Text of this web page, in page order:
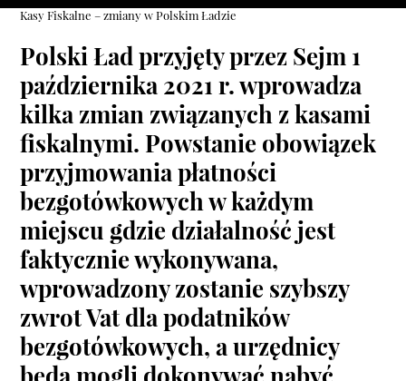
Kasy Fiskalne – zmiany w Polskim Ładzie
Polski Ład przyjęty przez Sejm 1
października 2021 r. wprowadza
kilka zmian związanych z kasami
fiskalnymi. Powstanie obowiązek
przyjmowania płatności
bezgotówkowych w każdym
miejscu gdzie działalność jest
faktycznie wykonywana,
wprowadzony zostanie szybszy
zwrot Vat dla podatników
bezgotówkowych, a urzędnicy